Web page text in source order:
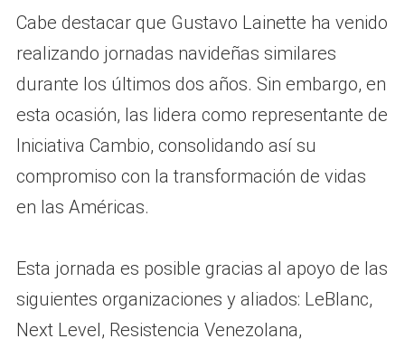
Cabe destacar que Gustavo Lainette ha venido
realizando jornadas navideñas similares
durante los últimos dos años. Sin embargo, en
esta ocasión, las lidera como representante de
Iniciativa Cambio, consolidando así su
compromiso con la transformación de vidas
en las Américas.
Esta jornada es posible gracias al apoyo de las
siguientes organizaciones y aliados: LeBlanc,
Next Level, Resistencia Venezolana,